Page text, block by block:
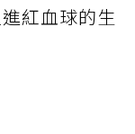
紅血球的生